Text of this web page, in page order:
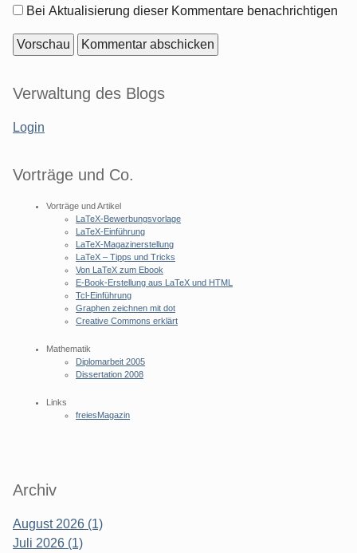
Optionen
Bei Aktualisierung dieser Kommentare benachrichtigen
Seitenleiste
Verwaltung des Blogs
Login
Vorträge und Co.
Vorträge und Artikel
LaTeX-Bewerbungsvorlage
LaTeX-Einführung
LaTeX-Magazinerstellung
LaTeX – Tipps und Tricks
Von LaTeX zum Ebook
E-Book-Erstellung aus LaTeX und HTML
Tcl-Einführung
Graphen zeichnen mit dot
Creative Commons erklärt
Mathematik
Diplomarbeit 2005
Dissertation 2008
Links
freiesMagazin
Archiv
August 2026 (1)
Juli 2026 (1)